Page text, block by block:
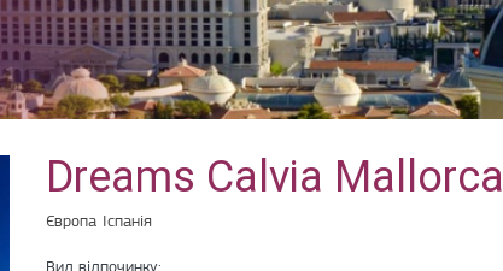
Dreams Calvia Mallorca
Європа Іспанія
Вид відпочинку: